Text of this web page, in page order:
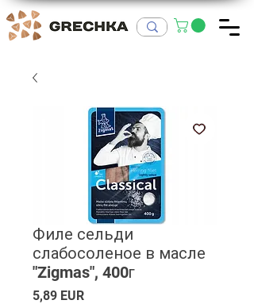
Филе сельди
слабосоленое в масле
"Zigmas", 400г
5,89 EURЦіна